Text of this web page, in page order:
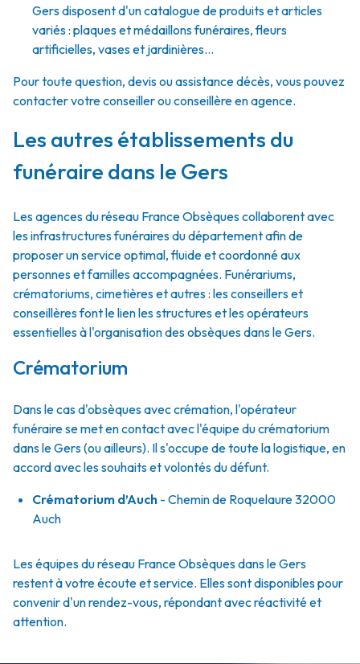
Gers disposent d'un catalogue de produits et articles
variés : plaques et médaillons funéraires, fleurs
artificielles, vases et jardinières...
Pour toute question, devis ou assistance décès, vous pouvez
contacter votre conseiller ou conseillère en agence.
Les autres établissements du
funéraire dans le Gers
Les agences du réseau France Obsèques collaborent avec
les infrastructures funéraires du département afin de
proposer un service optimal, fluide et coordonné aux
personnes et familles accompagnées. Funérariums,
crématoriums, cimetières et autres : les conseillers et
conseillères font le lien les structures et les opérateurs
essentielles à l'organisation des obsèques dans le Gers.
Crématorium
Dans le cas d'obsèques avec crémation, l'opérateur
funéraire se met en contact avec l'équipe du crématorium
dans le Gers (ou ailleurs). Il s'occupe de toute la logistique, en
accord avec les souhaits et volontés du défunt.
Crématorium d’Auch - Chemin de Roquelaure 32000
Auch
Les équipes du réseau France Obsèques dans le Gers
restent à votre écoute et service. Elles sont disponibles pour
convenir d'un rendez-vous, répondant avec réactivité et
attention.